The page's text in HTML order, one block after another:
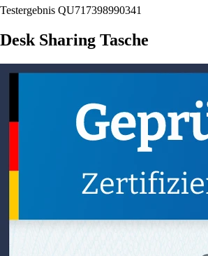
Testergebnis QU717398990341
Desk Sharing Tasche